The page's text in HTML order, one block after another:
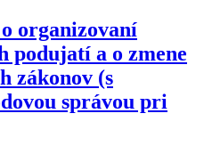
organizovaní
podujatí a o zmene
zákonov (s
správou pri